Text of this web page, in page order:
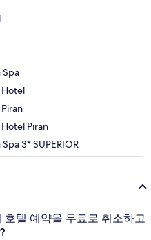
Spa
Hotel
Piran
3* SUPERIOR
호텔 예약을 무료로 취소하고